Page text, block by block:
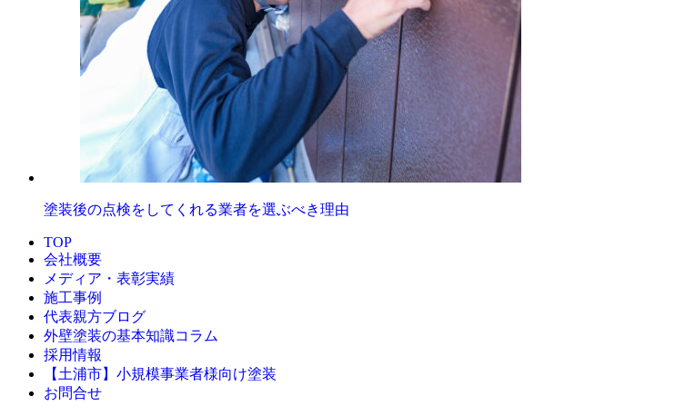
塗装後の点検をしてくれる業者を選ぶべき理由
TOP
会社概要
メディア・表彰実績
施工事例
代表親方ブログ
外壁塗装の基本知識コラム
採用情報
【土浦市】小規模事業者様向け塗装
お問合せ